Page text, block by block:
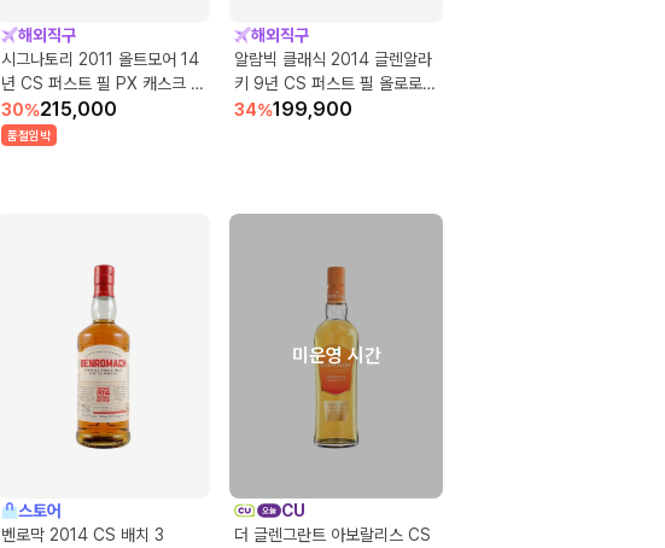
해외직구
시그나토리 2011 올트모어 14
년 CS 퍼스트 필 PX 캐스크 피
니시 #1
30%215,000
품절임박
해외직구
알람빅 클래식 2014 글렌알라
키 9년 CS 퍼스트 필 올로로쏘
셰리 벗
34%199,900
스토어
벤로막 2014 CS 배치 3
미운영 시간
CU
더 글렌그란트 아보랄리스 CS